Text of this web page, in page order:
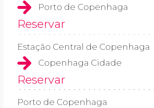
Porto de Copenhaga
Reservar
Estação Central de Copenhaga
Copenhaga Cidade
Reservar
Porto de Copenhaga